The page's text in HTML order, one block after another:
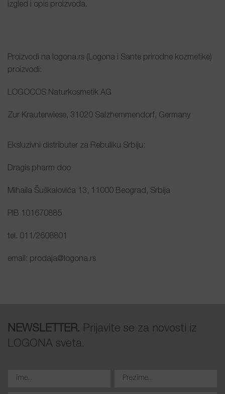
izgled i opis proizvoda.
Proizvodi na logona.rs (Logona i Sante prirodne kozmetike)
proizvodi:
LOGOCOS Naturkosmetik AG
Zur Krauterwiese, 31020 Salzhemmendorf, Germany
Eksluzivni distributer za Rebuliku Srbiju:
Dragis pharm doo
Mihaila Šuškalovića 13, 11000 Beograd, Srbija
PIB 101670885
tel. 011/2608801
email: prodaja@logona.rs
NEWSLETTER. Prijavite se za novosti iz
LOGONA sveta.